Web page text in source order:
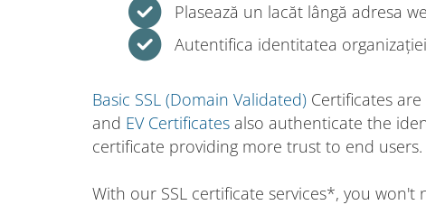
Plasează un lacăt lângă adresa
Autentifica identitatea
Basic SSL (Domain Validated) Certificates
and EV Certificates also authenticate the
certificate providing more trust to end users.
With our SSL certificate services*, you